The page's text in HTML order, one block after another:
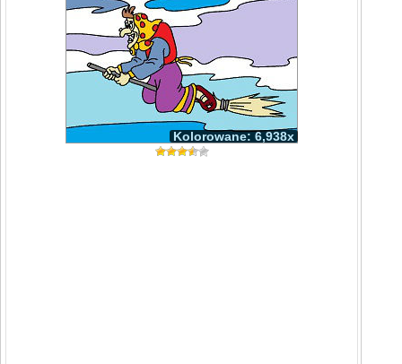
Kolorowane: 6,938x